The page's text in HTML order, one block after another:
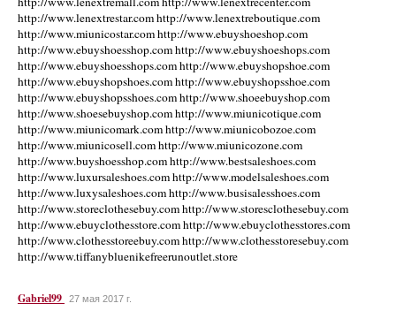
http://www.lenextrestar.com http://www.lenextreboutique.com
http://www.miunicostar.com http://www.ebuyshoeshop.com
http://www.ebuyshoesshop.com http://www.ebuyshoeshops.com
http://www.ebuyshoesshops.com http://www.ebuyshopshoe.com
http://www.ebuyshopshoes.com http://www.ebuyshopsshoe.com
http://www.ebuyshopsshoes.com http://www.shoeebuyshop.com
http://www.shoesebuyshop.com http://www.miunicotique.com
http://www.miunicomark.com http://www.miunicobozoe.com
http://www.miunicosell.com http://www.miunicozone.com
http://www.buyshoesshop.com http://www.bestsaleshoes.com
http://www.luxursaleshoes.com http://www.modelsaleshoes.com
http://www.luxysaleshoes.com http://www.busisalesshoes.com
http://www.storeclothesebuy.com http://www.storesclothesebuy.com
http://www.ebuyclothesstore.com http://www.ebuyclothesstores.com
http://www.clothesstoreebuy.com http://www.clothesstoresebuy.com
http://www.tiffanybluenikefreerunoutlet.store
Gabriel99 27 мая 2017 г.